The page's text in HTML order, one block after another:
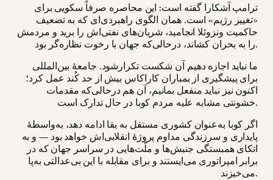
ترامپ آشکارا گفته است: این محاصره صرفاً سکویی برای
«تغییر رژیم» است. همان الگوی راهبردی‌ای که به تضعیف
حاکمیت ونزوئلا انجامید، شریان‌های نفتی‌اش را برید و مردمش
را به بحران کشاند، درحالی‌که جهان با رخوت نظاره‌گر بود.
ما نباید اجازه دهیم آن شکست تکرارشود. جامعهٔ بین‌المللی
برای پیشگیری از بمباران کاراکاس بیش از حد کُند عمل کرد؛
اکنون نیز نباید منفعل بمانیم، آن هم درحالی‌که مقدمات
خشونتی مشابه علیه مردم کوبا در حال تدارک است.
اگر کوبا به‌عنوان کشوری مستقل به بقا ادامه دهد، به‌واسطهٔ
پایداری و سرزندگی مداوم پروژهٔ انقلابی‌اش خواهد بود — و به
اتکای همبستگی جنبش‌ها و ملّت‌هایی در سراسر جهان که در
برابر امپراتوری می‌ایستند و برای مقابله با این بی‌عدالتی به‌پا
می‌خیزند.